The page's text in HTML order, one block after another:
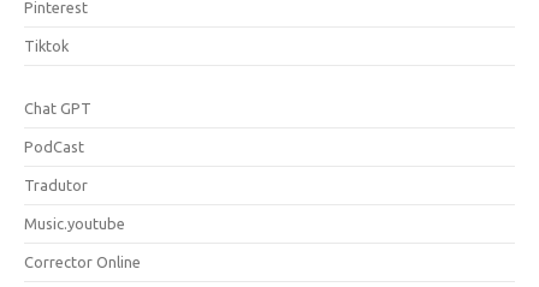
Pinterest
Tiktok
Chat GPT
PodCast
Tradutor
Music.youtube
Corrector Online